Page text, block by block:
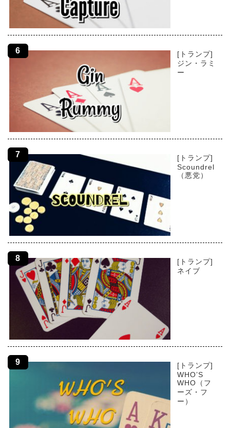
[トランプ]
ジン・ラミ
ー
[トランプ]
Scoundrel
（悪党）
[トランプ]
ネイブ
[トランプ]
WHO’S
WHO（フ
ーズ・フ
ー）